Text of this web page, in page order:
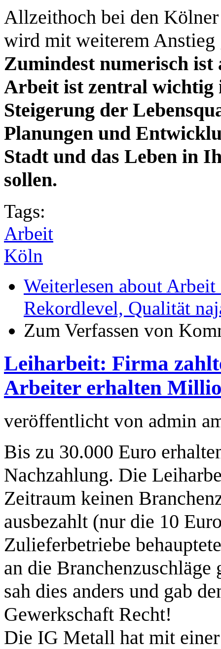
Allzeithoch bei den
wird mit weiterem Anstieg
Zumindest numerisch ist
Arbeit ist zentral wichtig
Steigerung der
Planungen und
Stadt und das Leben in
sollen.
Tags:
Arbeit
Köln
Weiterlesen about
Rekordlevel, Qualität
Zum Verfassen von
Leiharbeit: Firma
Arbeiter erhalten
veröffentlicht von admin
Bis zu 30.000 Euro
Nachzahlung. Die
Zeitraum keinen
ausbezahlt (nur die 10
Zulieferbetriebe
an die Branchenzuschläge
sah dies anders und gab
Gewerkschaft Recht!
Die IG Metall hat mit